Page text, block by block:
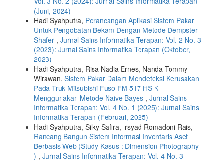
(Juni, 2024)
Hadi Syahputra, Perancangan Aplikasi Sistem Pakar
Untuk Pengobatan Bekam Dengan Metode Dempster
Shafer , Jurnal Sains Informatika Terapan: Vol. 2 No. 3
(2023): Jurnal Sains Informatika Terapan (Oktober,
2023)
Hadi Syahputra, Risa Nadia Ernes, Nanda Tommy
Wirawan, Sistem Pakar Dalam Mendeteksi Kerusakan
Pada Truk Mitsubishi Fuso FM 517 HS K
Menggunakan Metode Naive Bayes , Jurnal Sains
Informatika Terapan: Vol. 4 No. 1 (2025): Jurnal Sains
Informatika Terapan (Februari, 2025)
Hadi Syahputra, Silky Safira, Irsyad Romadoni Rais,
Rancang Bangun Sistem Informasi Inventaris Aset
Berbasis Web (Study Kasus : Dimension Photography
) , Jurnal Sains Informatika Terapan: Vol. 4 No. 3